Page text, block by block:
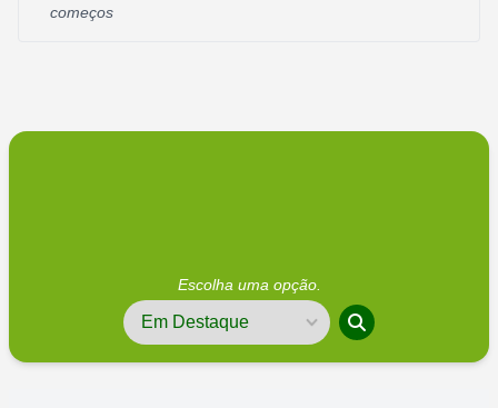
começos
Escolha uma opção.